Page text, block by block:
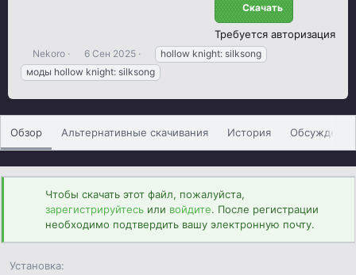
Скачать
Требуется авторизация
А
в
т
Nekoro
Д
а
т
з
д
а
н
и
я
6 Сен 2025
Т
е
г
hollow knight: silksong
моды hollow knight: silksong
Обзор Альтернативные скачивания История Обсуждение
Чтобы скачать этот файл, пожалуйста,
зарегистрируйтесь или войдите. После регистрации
необходимо подтвердить вашу электронную почту.
Установка